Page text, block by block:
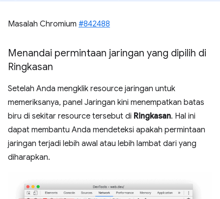
Masalah Chromium #842488
Menandai permintaan jaringan yang dipilih di
Ringkasan
Setelah Anda mengklik resource jaringan untuk
memeriksanya, panel Jaringan kini menempatkan batas
biru di sekitar resource tersebut di Ringkasan. Hal ini
dapat membantu Anda mendeteksi apakah permintaan
jaringan terjadi lebih awal atau lebih lambat dari yang
diharapkan.